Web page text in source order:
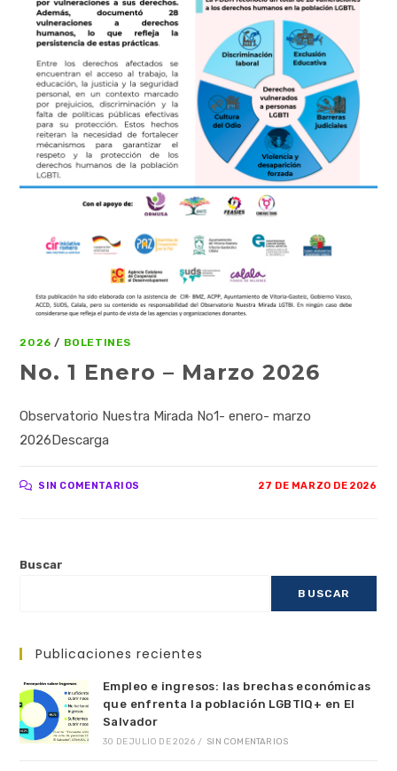
2026 / BOLETINES
No. 1 Enero – Marzo 2026
Observatorio Nuestra Mirada No1- enero- marzo
2026Descarga
SIN COMENTARIOS 27 DE MARZO DE 2026
Buscar
BUSCAR
Publicaciones recientes
Empleo e ingresos: las brechas económicas
que enfrenta la población LGBTIQ+ en El
Salvador
30 DE JULIO DE 2026 / SIN COMENTARIOS